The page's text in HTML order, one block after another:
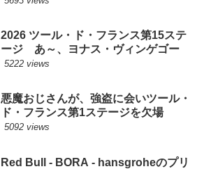
2026 ツール・ド・フランス第15ステ
ージ あ～、ヨナス・ヴィンゲゴー
5222 views
悪魔おじさんが、強盗に会いツール・
ド・フランス第1ステージを欠場
5092 views
Red Bull - BORA - hansgroheのプリ